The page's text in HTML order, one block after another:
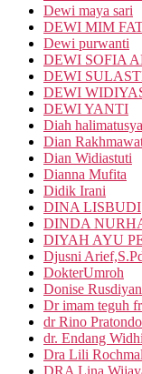
Dewi maya sari
DEWI MIM
Dewi purwanti
DEWI SOFIA
DEWI
DEWI
DEWI YANTI
Diah
Dian
Dian Widiastuti
Dianna Mufita
Didik Irani
DINA LISBUDI
DINDA
DIYAH AYU
Djusni
DokterUmroh
Donise
Dr imam teguh
dr Rino
dr. Endang
Dra Lili
DRA Lina